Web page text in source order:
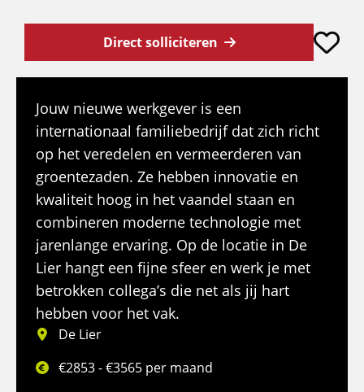
Direct solliciteren
Jouw nieuwe werkgever is een
internationaal familiebedrijf dat zich richt
op het veredelen en vermeerderen van
groentezaden. Ze hebben innovatie en
kwaliteit hoog in het vaandel staan en
combineren moderne technologie met
jarenlange ervaring. Op de locatie in De
Lier hangt een fijne sfeer en werk je met
betrokken collega’s die net als jij hart
hebben voor het vak.
De Lier
€2853 - €3565 per maand